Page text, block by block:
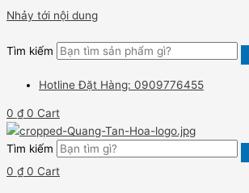
Nhảy tới nội dung
Tìm kiếm
Hotline Đặt Hàng: 0909776455
0 ₫ 0 Cart
Tìm kiếm
0 ₫ 0 Cart